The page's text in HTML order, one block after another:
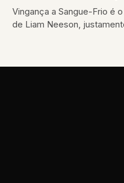
Vingança a Sangue-Frio é
de Liam Neeson,